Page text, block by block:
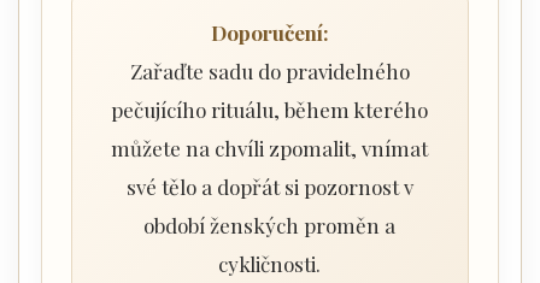
Doporučení:
Zařaďte sadu do pravidelného
pečujícího rituálu, během kterého
můžete na chvíli zpomalit, vnímat
své tělo a dopřát si pozornost v
období ženských proměn a
cykličnosti.